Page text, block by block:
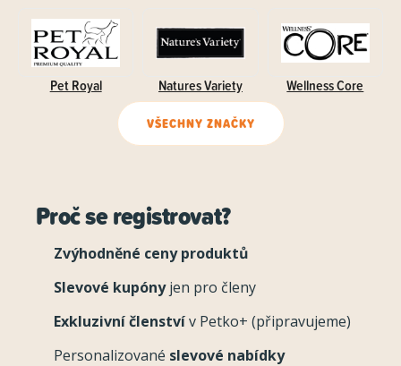
Pet Royal Natures Variety Wellness Core
VŠECHNY ZNAČKY
Proč se registrovat?
Zvýhodněné ceny produktů
Slevové kupónyjen pro členy
Exkluzivní členstvív Petko+ (připravujeme)
Personalizované slevové nabídky